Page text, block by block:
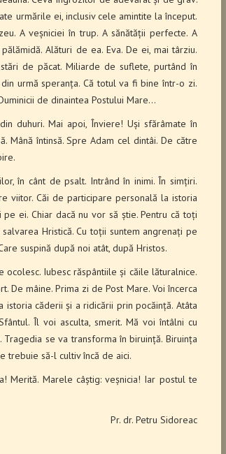
urmările ei, inclusiv cele amintite la început.
A veșniciei în trup. A sănătății perfecte. A
Alături de ea. Eva. De ei, mai târziu.
de păcat. Miliarde de suflete, purtând în
urmă speranța. Că totul va fi bine într-o zi.
de dinaintea Postului Mare…
duhuri. Mai apoi, Înviere! Uși sfărâmate în
Mână întinsă. Spre Adam cel dintâi. De către
în cânt de psalt. Intrând în inimi. În simțiri.
viitor. Căi de participare personală la istoria
ei. Chiar dacă nu vor să știe. Pentru că toți
Hristică. Cu toții suntem angrenați pe
suspină după noi atât, după Hristos.
ocolesc. Iubesc răspântiile și căile lăturalnice.
De mâine. Prima zi de Post Mare. Voi încerca
istoria căderii și a ridicării prin pocăință. Atâta
Îl voi asculta, smerit. Mă voi întâlni cu
se va transforma în biruință. Biruința
trebuie să-l cultiv încă de aici.
Merită. Marele câștig: veșnicia! Iar postul te
Pr. dr. Petru Sidoreac